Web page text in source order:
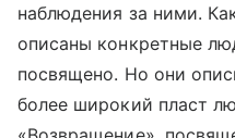
наблюдения за ними.
описаны конкретные
посвящено. Но они
более широкий пласт